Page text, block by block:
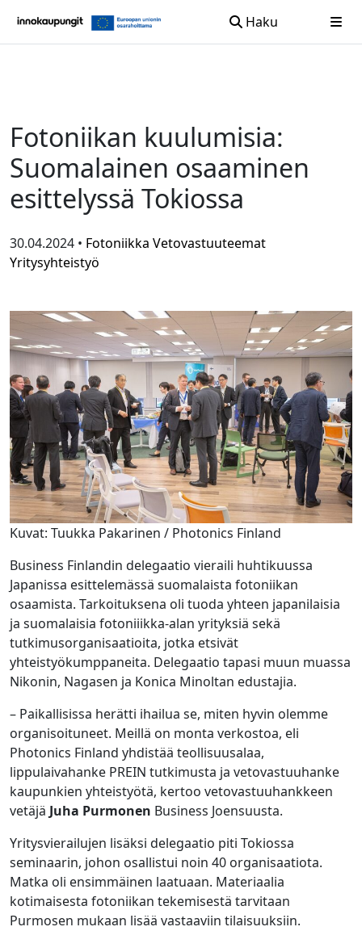
Haku
Fotoniikan kuulumisia:
Suomalainen osaaminen
esittelyssä Tokiossa
30.04.2024 • Fotoniikka Vetovastuuteemat
Yritysyhteistyö
Kuvat: Tuukka Pakarinen / Photonics Finland
Business Finlandin delegaatio vieraili huhtikuussa
Japanissa esittelemässä suomalaista fotoniikan
osaamista. Tarkoituksena oli tuoda yhteen japanilaisia
ja suomalaisia fotoniiikka-alan yrityksiä sekä
tutkimusorganisaatioita, jotka etsivät
yhteistyökumppaneita. Delegaatio tapasi muun muassa
Nikonin, Nagasen ja Konica Minoltan edustajia.
– Paikallisissa herätti ihailua se, miten hyvin olemme
organisoituneet. Meillä on monta verkostoa, eli
Photonics Finland yhdistää teollisuusalaa,
lippulaivahanke PREIN tutkimusta ja vetovastuuhanke
kaupunkien yhteistyötä, kertoo vetovastuuhankkeen
vetäjä Juha Purmonen Business Joensuusta.
Yritysvierailujen lisäksi delegaatio piti Tokiossa
seminaarin, johon osallistui noin 40 organisaatiota.
Matka oli ensimmäinen laatuaan. Materiaalia
kotimaisesta fotoniikan tekemisestä tarvitaan
Purmosen mukaan lisää vastaaviin tilaisuuksiin.